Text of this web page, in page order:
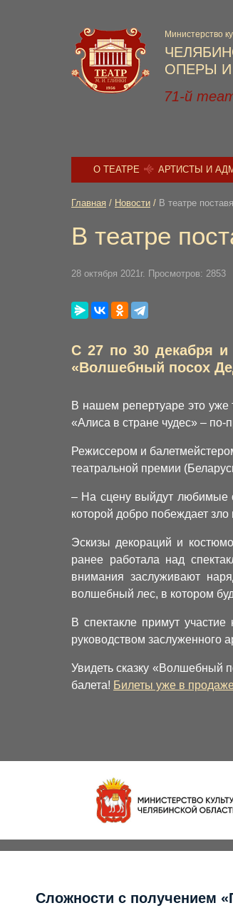
ОПЕРЫ И
Министерство
71-й
О ТЕАТРЕ АРТИСТЫ И
Главная / Новости / В театре
В театре
28 октября 2021г. Просмотров: 2853
С 27 по 30 декабря и
«Волшебный посох
В нашем репертуаре это уже
«Алиса в стране чудес» –
Режиссером и
театральной премии
– На сцену выйдут любимые
которой добро побеждает
Эскизы декораций и
ранее работала над
внимания заслуживают
волшебный лес, в котором
В спектакле примут
руководством заслуженного
Увидеть сказку «Волшебный
балета! Билеты уже в
Сложности с получением